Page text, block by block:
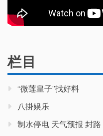
栏目
“微莲皇子”找好料
八掛娱乐
制水停电 天气预报 封路